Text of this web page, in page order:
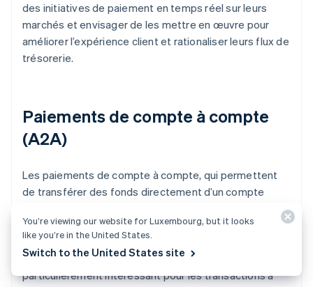
des initiatives de paiement en temps réel sur leurs
marchés et envisager de les mettre en œuvre pour
améliorer l’expérience client et rationaliser leurs flux de
trésorerie.
Paiements de compte à compte
(A2A)
Les paiements de compte à compte, qui permettent
de transférer des fonds directement d’un compte
cartes, constituent une alternative plus rapide et
souvent moins coûteuse aux moyens de paiement
traditionnels. Le paiement de compte à compte est
particulièrement intéressant pour les transactions à
You’re viewing our website for Luxembourg, but it looks
like you’re in the United States.
Switch to the United States site